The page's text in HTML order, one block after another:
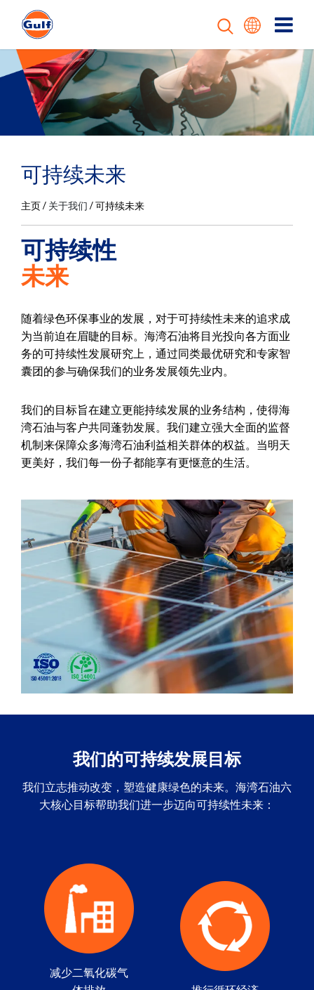
可持续未来
主页 关于我们 可持续未来
可持续性
未来
随着绿色环保事业的发展，对于可持续性未来的追求成
为当前迫在眉睫的目标。海湾石油将目光投向各方面业
务的可持续性发展研究上，通过同类最优研究和专家智
囊团的参与确保我们的业务发展领先业内。
我们的目标旨在建立更能持续发展的业务结构，使得海
湾石油与客户共同蓬勃发展。我们建立强大全面的监督
机制来保障众多海湾石油利益相关群体的权益。当明天
更美好，我们每一份子都能享有更惬意的生活。
我们的可持续发展目标
我们立志推动改变，塑造健康绿色的未来。海湾石油六
大核心目标帮助我们进一步迈向可持续性未来：
减少二氧化碳气